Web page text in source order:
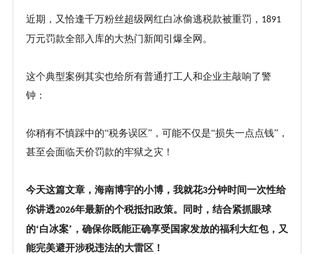
近期，又恰逢千万粉丝超级网红白冰偷逃税款被重罚， 1891
万元罚款全部入库的大热门新闻引爆全网。
这个典型案例其实也给所有普通打工人和企业主敲响了警
钟：
你稍有不慎踩中的“税务误区”，可能不仅是“损失一点点钱”，
甚至会面临天价罚款的牢狱之灾！
今天这篇文章， 海南博宇的小博， 我就花3分钟时间一次性给
你讲透2026年最新的个税抵扣政策。同时，结合紧抓眼球
的‘白冰案’，确保你既能正确享受国家发放的福利大红包，又
能完美避开涉税违法的大雷区！